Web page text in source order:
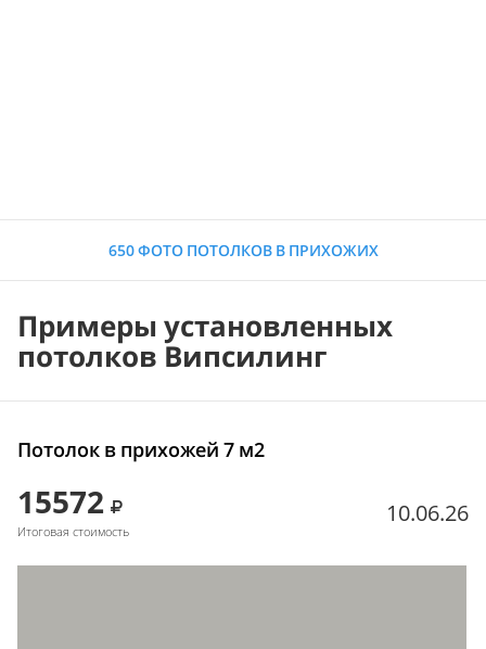
650 ФОТО ПОТОЛКОВ В ПРИХОЖИХ
Примеры установленных
потолков Випсилинг
Потолок в прихожей 7 м2
15572
Итоговая стоимость
10.06.26